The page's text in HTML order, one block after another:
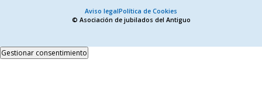
© Asociación de jubilados del Antiguo
Aviso legalPolítica de Cookies
Gestionar consentimiento